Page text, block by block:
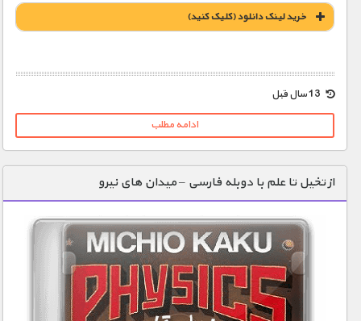
خريد لينک دانلود (کليک کنيد)
1900 تومان – خريد لينک دانلود (افزودن به سبد خريد)
ادامه مطلب
از تخیل تا علم با دوبله فارسی – میدان های نیرو